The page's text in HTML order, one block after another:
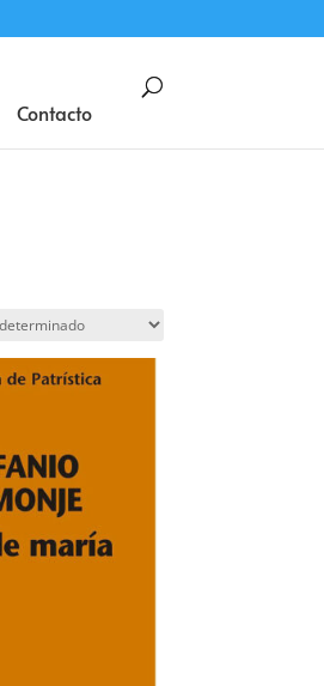
Contacto